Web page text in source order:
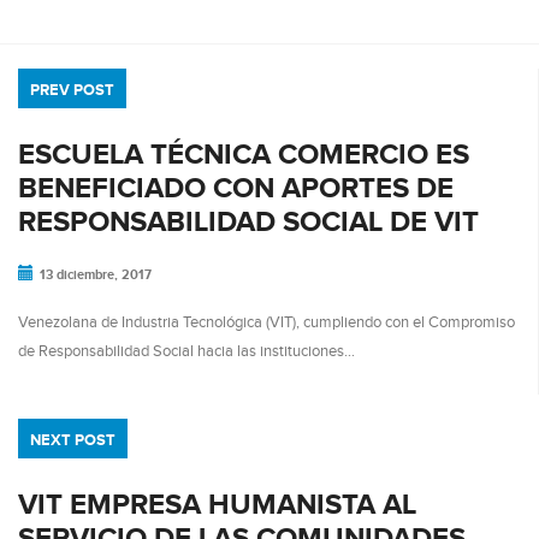
PREV POST
ESCUELA TÉCNICA COMERCIO ES
BENEFICIADO CON APORTES DE
RESPONSABILIDAD SOCIAL DE VIT
13 diciembre, 2017
Venezolana de Industria Tecnológica (VIT), cumpliendo con el Compromiso
de Responsabilidad Social hacia las instituciones…
NEXT POST
VIT EMPRESA HUMANISTA AL